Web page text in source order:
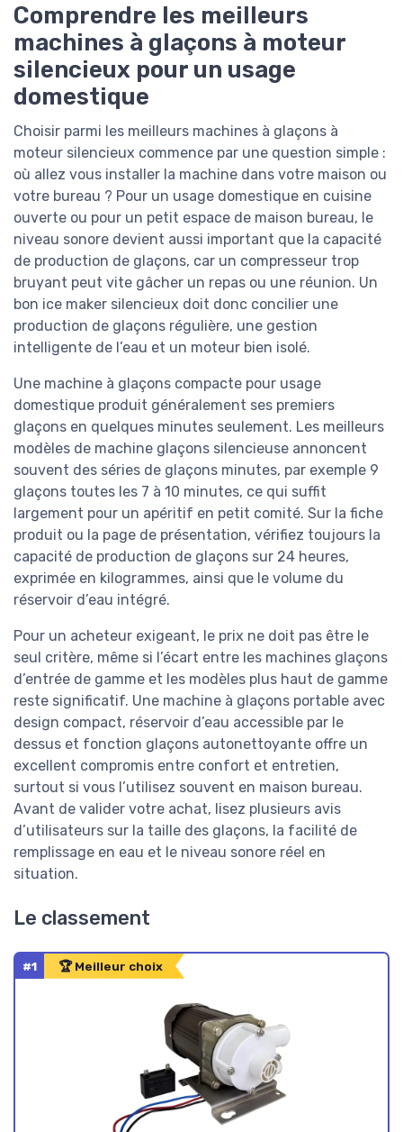
Comprendre les meilleurs
machines à glaçons à moteur
silencieux pour un usage
domestique
Choisir parmi les meilleurs machines à glaçons à
moteur silencieux commence par une question simple :
où allez vous installer la machine dans votre maison ou
votre bureau ? Pour un usage domestique en cuisine
ouverte ou pour un petit espace de maison bureau, le
niveau sonore devient aussi important que la capacité
de production de glaçons, car un compresseur trop
bruyant peut vite gâcher un repas ou une réunion. Un
bon ice maker silencieux doit donc concilier une
production de glaçons régulière, une gestion
intelligente de l’eau et un moteur bien isolé.
Une machine à glaçons compacte pour usage
domestique produit généralement ses premiers
glaçons en quelques minutes seulement. Les meilleurs
modèles de machine glaçons silencieuse annoncent
souvent des séries de glaçons minutes, par exemple 9
glaçons toutes les 7 à 10 minutes, ce qui suffit
largement pour un apéritif en petit comité. Sur la fiche
produit ou la page de présentation, vérifiez toujours la
capacité de production de glaçons sur 24 heures,
exprimée en kilogrammes, ainsi que le volume du
réservoir d’eau intégré.
Pour un acheteur exigeant, le prix ne doit pas être le
seul critère, même si l’écart entre les machines glaçons
d’entrée de gamme et les modèles plus haut de gamme
reste significatif. Une machine à glaçons portable avec
design compact, réservoir d’eau accessible par le
dessus et fonction glaçons autonettoyante offre un
excellent compromis entre confort et entretien,
surtout si vous l’utilisez souvent en maison bureau.
Avant de valider votre achat, lisez plusieurs avis
d’utilisateurs sur la taille des glaçons, la facilité de
remplissage en eau et le niveau sonore réel en
situation.
Le classement
#1 🏆 Meilleur choix